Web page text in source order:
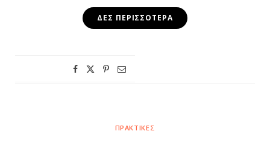
ΔΕΣ ΠΕΡΙΣΣΌΤΕΡΑ
ΠΡΑΚΤΙΚΈΣ